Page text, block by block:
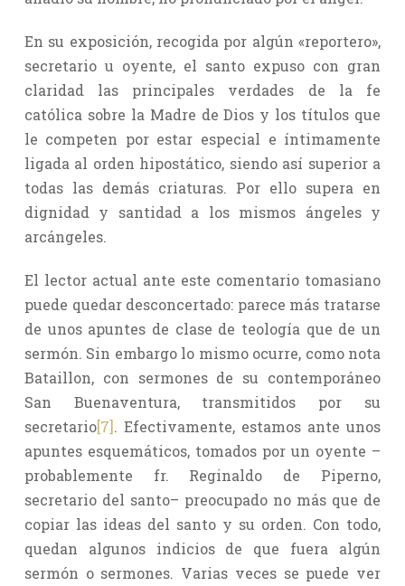
En su exposición, recogida por algún «reportero»,
secretario u oyente, el santo expuso con gran
claridad las principales verdades de la fe
católica sobre la Madre de Dios y los títulos que
le competen por estar especial e íntimamente
ligada al orden hipostático, siendo así superior a
todas las demás criaturas. Por ello supera en
dignidad y santidad a los mismos ángeles y
arcángeles.
El lector actual ante este comentario tomasiano
puede quedar desconcertado: parece más tratarse
de unos apuntes de clase de teología que de un
sermón. Sin embargo lo mismo ocurre, como nota
Bataillon, con sermones de su contemporáneo
San Buenaventura, transmitidos por su
secretario[7]. Efectivamente, estamos ante unos
apuntes esquemáticos, tomados por un oyente –
probablemente fr. Reginaldo de Piperno,
secretario del santo– preocupado no más que de
copiar las ideas del santo y su orden. Con todo,
quedan algunos indicios de que fuera algún
sermón o sermones. Varias veces se puede ver